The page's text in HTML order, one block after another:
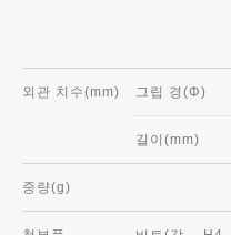
외관 치수(mm) 그립 경(Φ)
길이(mm)
중량(g)